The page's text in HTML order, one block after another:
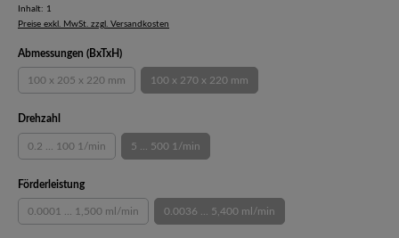
Inhalt: 1
Preise exkl. MwSt. zzgl. Versandkosten
Abmessungen (BxTxH)auswählen
100 x 205 x 220 mm(Diese Option ist zurzeit nicht verfügbar.)
100 x 270 x 220 mm(Diese Option ist zurzeit nicht verfügbar.)
Drehzahl
0.2 ... 100 1/min(Diese Option ist zurzeit nicht verfügbar.)
5 ... 500 1/min(Diese Option ist zurzeit nicht verfügbar.)
Förderleistungauswählen
0.0001 ... 1,500 ml/min(Diese Option ist zurzeit nicht verfügbar.)
0.0036 ... 5,400 ml/min(Diese Option ist zurzeit nicht verfügbar.)